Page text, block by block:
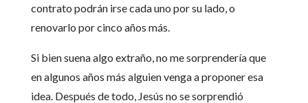
contrato podrán irse cada uno por su lado, o
renovarlo por cinco años más.
Si bien suena algo extraño, no me sorprendería que
en algunos años más alguien venga a proponer esa
idea. Después de todo, Jesús no se sorprendió